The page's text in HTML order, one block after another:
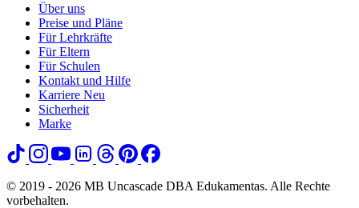
Über uns
Preise und Pläne
Für Lehrkräfte
Für Eltern
Für Schulen
Kontakt und Hilfe
Karriere Neu
Sicherheit
Marke
© 2019 - 2026 MB Uncascade DBA Edukamentas. Alle Rechte
vorbehalten.